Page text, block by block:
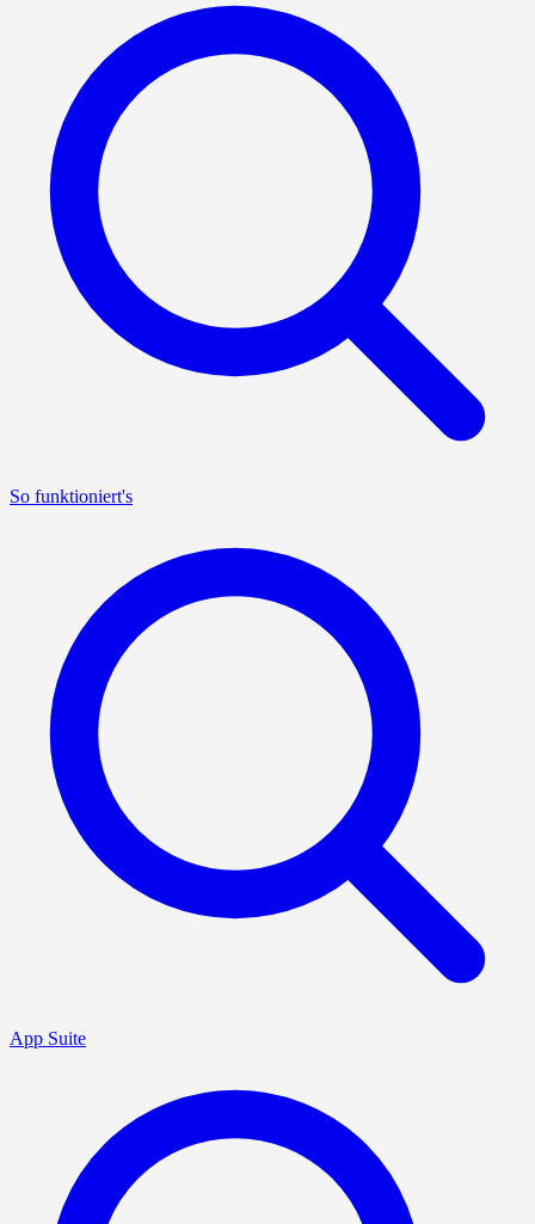
So funktioniert's
App Suite